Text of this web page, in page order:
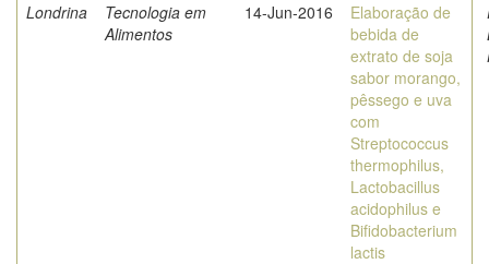
Londrina
Tecnologia em
Alimentos
14-Jun-2016
Elaboração de
bebida de
extrato de soja
sabor morango,
pêssego e uva
com
Streptococcus
thermophilus,
Lactobacillus
acidophilus e
Bifidobacterium
lactis